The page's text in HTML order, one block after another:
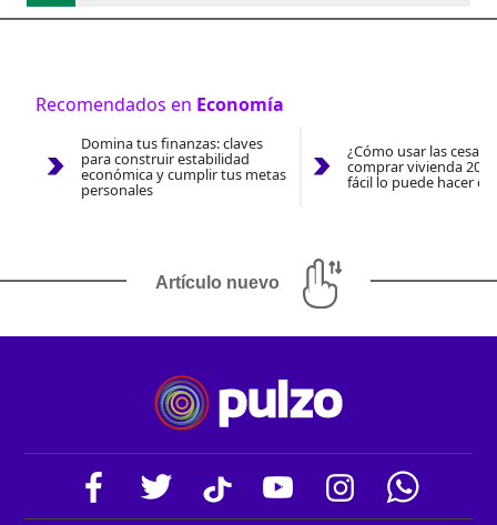
Recomendados en Economía
Domina tus finanzas: claves
para construir estabilidad
económica y cumplir tus metas
personales
¿Cómo usar las
comprar vivienda
fácil lo puede hacer
Artículo nuevo